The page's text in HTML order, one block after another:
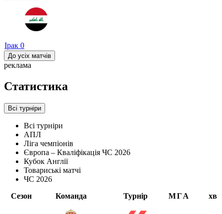
Ірак 0
До усіх матчів
реклама
Статистика
Всі турніри
Всі турніри
АПЛ
Ліга чемпіонів
Європа – Кваліфікація ЧС 2026
Кубок Англії
Товариські матчі
ЧС 2026
Сезон
Команда Турнір МГА хв